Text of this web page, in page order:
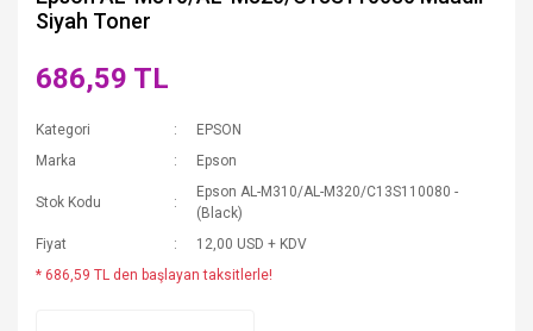
Siyah Toner
686,59 TL
Kategori
EPSON
Marka
Epson
Stok Kodu
Epson AL-M310/AL-M320/C13S110080 -
(Black)
Fiyat
12,00 USD + KDV
* 686,59 TL den başlayan taksitlerle!